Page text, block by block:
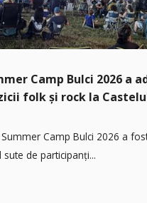
Camp Bulci 2026 a
folk și rock la
Camp Bulci 2026 a
de participanți...